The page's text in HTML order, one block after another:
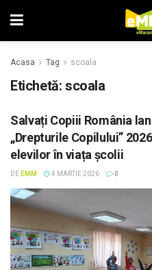
Acasa Tag scoala
Etichetă: scoala
Salvați Copiii România
„Drepturile Copilului”
elevilor în viața școlii
DE EMM 4 MARTIE 2026 0